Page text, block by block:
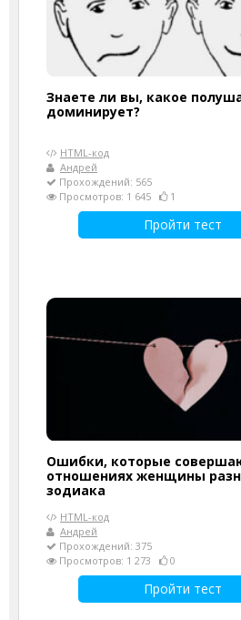
Знаете ли вы, какое
доминирует?
HTML-код
Андрей
Прохождений: 565
Просмотров: 1 645
1
Пройти тест
Ошибки, которые
отношениях женщины
зодиака
HTML-код
Андрей
Прохождений: 375
Просмотров: 1 273
0
Пройти тест